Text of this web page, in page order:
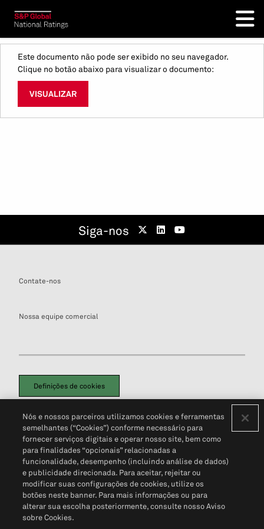
Este documento não pode ser exibido no seu navegador.
Clique no botão abaixo para visualizar o documento:
VISUALIZAR
Siga-nos
Contate-nos
Nossa equipe comercial
Definições de cookies
Política de PrivacidadePortal de privacidade do cliente (em inglês)
Não Venda Minhas Informações Pessoais© 2026 S&P Global
Nós e nossos parceiros utilizamos cookies e ferramentas
semelhantes (“Cookies”) conforme necessário para
fornecer serviços digitais e operar nosso site, bem como
para finalidades “opcionais” relacionadas a
funcionalidade, desempenho (incluindo análise de dados)
e publicidade direcionada. Para aceitar, rejeitar ou
modificar suas configurações de cookies, utilize os
botões neste banner. Para mais informações ou para
alterar sua escolha posteriormente, consulte nosso Aviso
sobre Cookies.